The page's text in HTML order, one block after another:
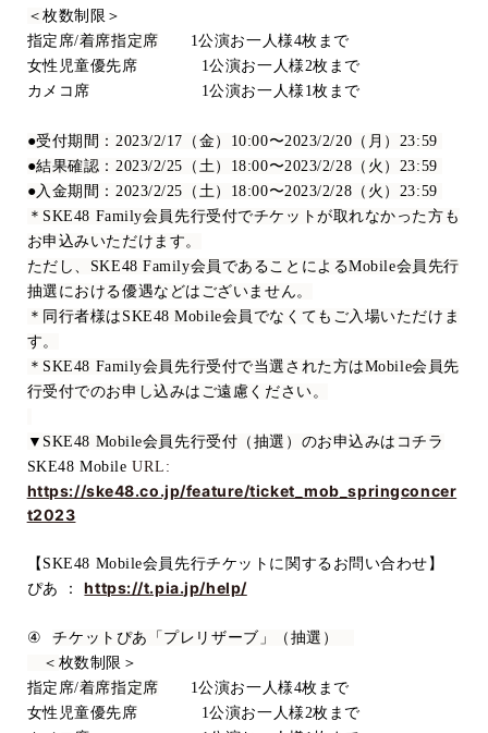
＜枚数制限＞
指定席/着席指定席 1公演お一人様4枚まで
女性児童優先席 1公演お一人様2枚まで
カメコ席 1公演お一人様 1枚まで
●受付期間： 2023/2/17 （金） 10:00〜2023/2/20 （月） 23:59
●結果確認： 2023/2/25 （土） 18:00〜2023/2/28 （火） 23:59
●入金期間： 2023/2/25 （土） 18:00〜2023/2/28 （火） 23:59
＊ SKE48 Family会員先行受付でチケットが取れなかった方も
お申込みいただけます。
ただし、 SKE48 Family会員であることによるMobile会員先行
抽選における優遇などはございません。
＊同行者様は SKE48 Mobile会員でなくてもご入場いただけま
す。
＊ SKE48 Family会員先行受付で当選された方はMobile会員先
行受付でのお申し込みはご遠慮ください。
▼ SKE48 Mobile会員先行受付（抽選）のお申込みはコチラ
SKE48 Mobile URL:
https://ske48.co.jp/feature/ticket_mob_springconcer
t2023
【 SKE48 Mobile会員先行チケットに関するお問い合わせ】
ぴあ ： https://t.pia.jp/help/
④
チケットぴあ「プレリザーブ」（抽選）
＜ 枚数制限＞
指定席/着席指定席 1公演お一人様4枚まで
女性児童優先席 1公演お一人様2枚まで